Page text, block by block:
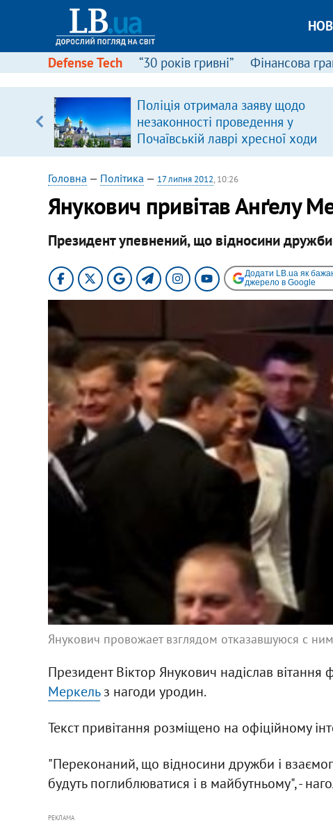
Defense Tech “30 років гривні” Фінансова
Поліція отримала заяву щодо
незаконності проведення у
Почаївській лаврі хресної ходи
Головна — Політика — 17 липня 2012, 10:26
Янукович привітав Анґелу
Президент упевнений, що відносини
Додати LB.ua як
джерело в Google
Янукович провожает взглядом отказавшуюся с
Президент Віктор Янукович надіслав
Меркельз нагоди уродин.
Текст привітання розміщено на офіційному
"Переконаний, що відносини дружби і
будуть поглиблюватися і в майбутньому", -
РЕКЛАМА